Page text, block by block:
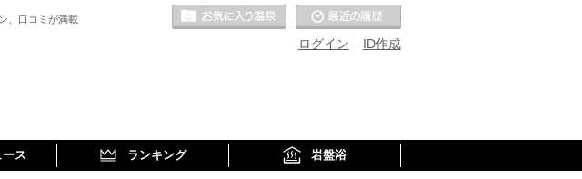
、口コミが満載
ID作成
ログイン
お気に入りの温泉
ス ランキング 岩盤浴